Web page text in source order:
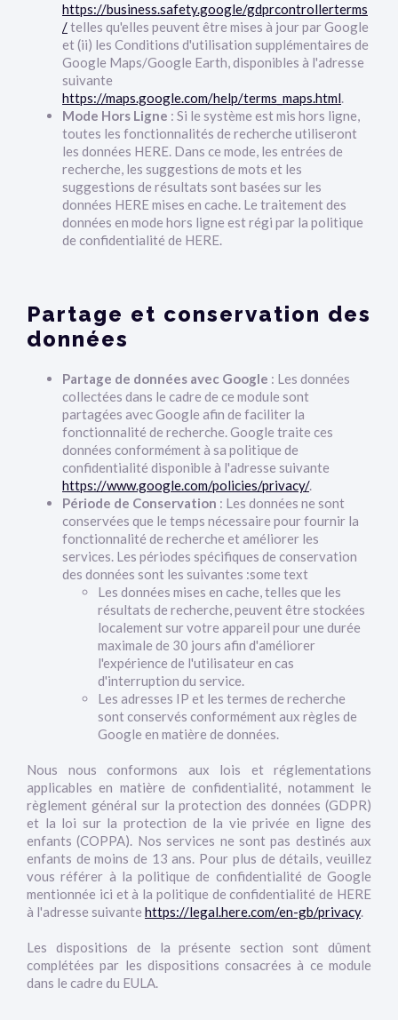
https://business.safety.google/gdprcontrollerterms
/telles qu'elles peuvent être mises à jour par Google
et (ii) les Conditions d'utilisation supplémentaires de
Google Maps/Google Earth, disponibles à l'adresse
suivante
https://maps.google.com/help/terms_maps.html.
Mode Hors Ligne : Si le système est mis hors ligne,
toutes les fonctionnalités de recherche utiliseront
les données HERE. Dans ce mode, les entrées de
recherche, les suggestions de mots et les
suggestions de résultats sont basées sur les
données HERE mises en cache. Le traitement des
données en mode hors ligne est régi par la politique
de confidentialité de HERE.
Partage et conservation des
données
Partage de données avec Google : Les données
collectées dans le cadre de ce module sont
partagées avec Google afin de faciliter la
fonctionnalité de recherche. Google traite ces
données conformément à sa politique de
confidentialité disponible à l'adresse suivante
https://www.google.com/policies/privacy/.
Période de Conservation : Les données ne sont
conservées que le temps nécessaire pour fournir la
fonctionnalité de recherche et améliorer les
services. Les périodes spécifiques de conservation
des données sont les suivantes :some text
Les données mises en cache, telles que les
résultats de recherche, peuvent être stockées
localement sur votre appareil pour une durée
maximale de 30 jours afin d'améliorer
l'expérience de l'utilisateur en cas
d'interruption du service.
Les adresses IP et les termes de recherche
sont conservés conformément aux règles de
Google en matière de données.
Nous nous conformons aux lois et réglementations
applicables en matière de confidentialité, notamment le
règlement général sur la protection des données (GDPR)
et la loi sur la protection de la vie privée en ligne des
enfants (COPPA). Nos services ne sont pas destinés aux
enfants de moins de 13 ans. Pour plus de détails, veuillez
vous référer à la politique de confidentialité de Google
mentionnée ici et à la politique de confidentialité de HERE
à l'adresse suivante https://legal.here.com/en-gb/privacy.
Les dispositions de la présente section sont dûment
complétées par les dispositions consacrées à ce module
dans le cadre du EULA.